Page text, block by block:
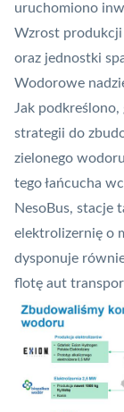
uruchomiono
Wzrost produkcji
oraz jednostki
Wodorowe
Jak podkreślono,
strategii do
zielonego
tego łańcucha
NesoBus, stacje
elektrolizernię o
dysponuje
flotę aut